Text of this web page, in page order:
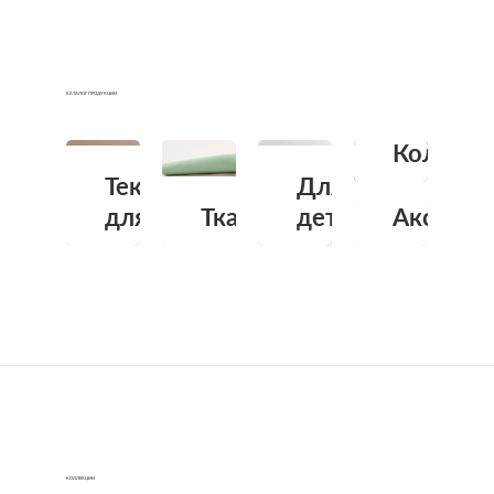
КАТАЛОГ ПРОДУКЦИИ
Текстиль
для домаТкани
Для
детей
КОЛЛЕКЦИИ